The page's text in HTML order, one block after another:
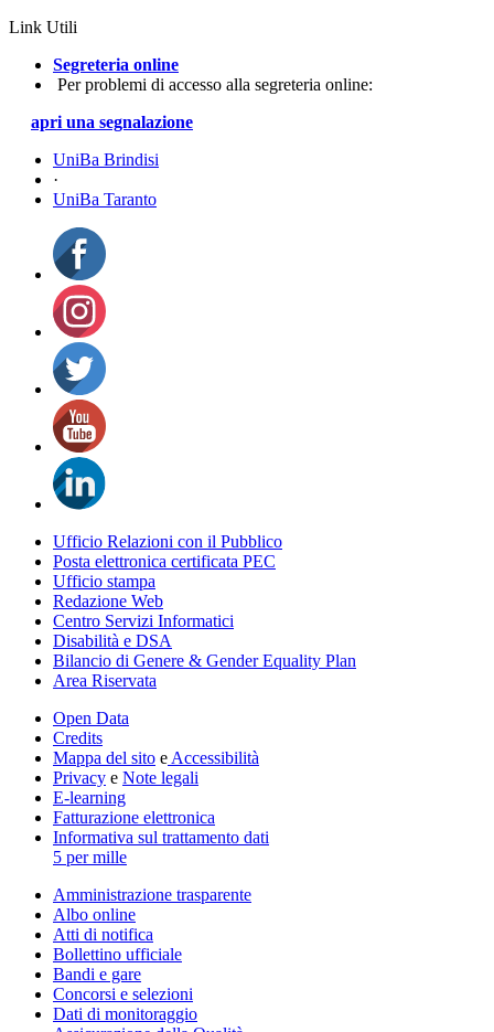
Link Utili
Segreteria online
Per problemi di accesso alla segreteria online:
apri una segnalazione
UniBa Brindisi
·
UniBa Taranto
Ufficio Relazioni con il Pubblico
Posta elettronica certificata PEC
Ufficio stampa
Redazione Web
Centro Servizi Informatici
Disabilità e DSA
Bilancio di Genere & Gender Equality Plan
Area Riservata
Open Data
Credits
Mappa del sito e Accessibilità
Privacy e Note legali
E-learning
Fatturazione elettronica
Informativa sul trattamento dati
5 per mille
Amministrazione trasparente
Albo online
Atti di notifica
Bollettino ufficiale
Bandi e gare
Concorsi e selezioni
Dati di monitoraggio